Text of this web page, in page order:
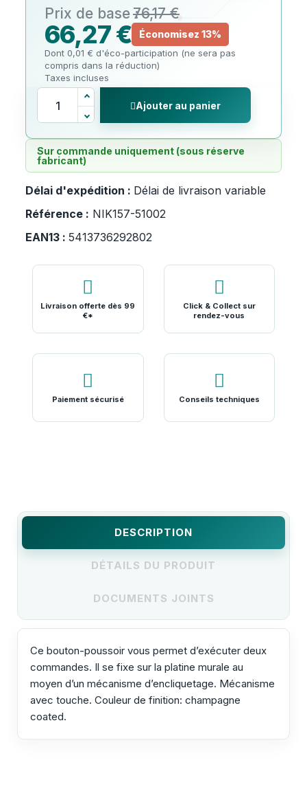
76,17 €
66,27 € Économisez 13%
Dont 0,01 € d'éco-participation (ne sera pas
compris dans la réduction)
Taxes incluses
Ajouter au panier
Sur commande uniquement (sous réserve
fabricant)
Délai d'expédition : Délai de livraison variable
Référence : NIK157-51002
EAN13 : 5413736292802
Livraison offerte dès 99
€*
Click & Collect sur
rendez-vous
Paiement sécurisé Conseils techniques
DESCRIPTION
DÉTAILS DU PRODUIT
DOCUMENTS JOINTS
Ce bouton-poussoir vous permet d’exécuter deux
commandes. Il se fixe sur la platine murale au
moyen d’un mécanisme d’encliquetage. Mécanisme
avec touche. Couleur de finition: champagne
coated.